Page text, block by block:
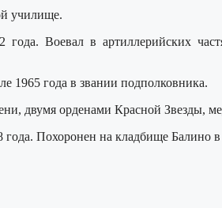
училище.
Воевал в артиллерийских
1965 года в звании подполковника.
двумя орденами Красной Звезды,
Похоронен на кладбище Балино